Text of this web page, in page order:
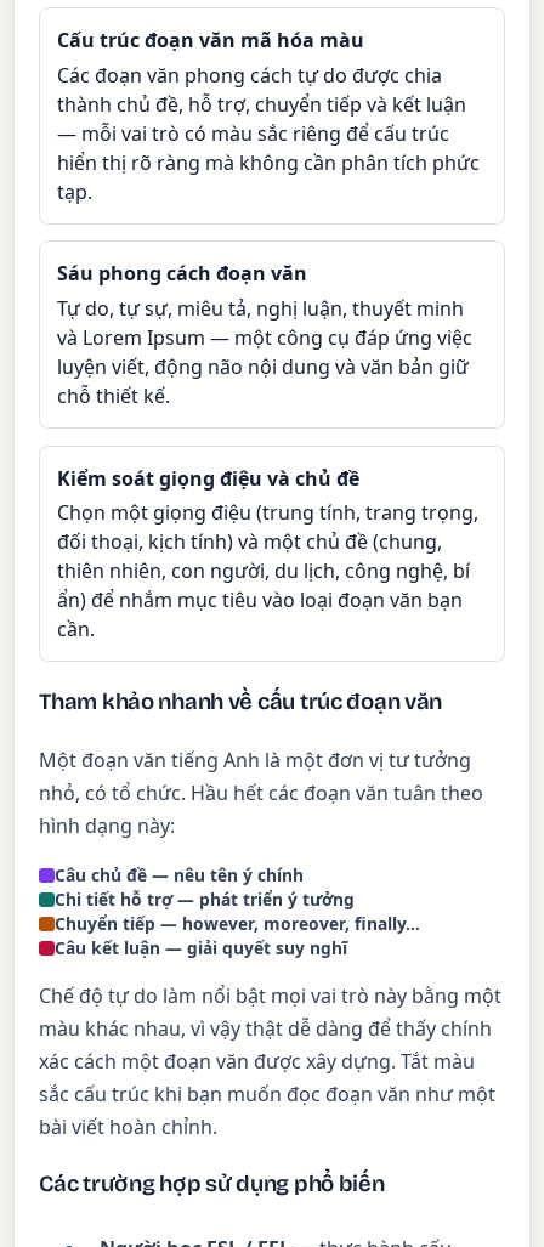
Cấu trúc đoạn văn mã hóa màu
Các đoạn văn phong cách tự do được chia
thành chủ đề, hỗ trợ, chuyển tiếp và kết luận
— mỗi vai trò có màu sắc riêng để cấu trúc
hiển thị rõ ràng mà không cần phân tích phức
tạp.
Sáu phong cách đoạn văn
Tự do, tự sự, miêu tả, nghị luận, thuyết minh
và Lorem Ipsum — một công cụ đáp ứng việc
luyện viết, động não nội dung và văn bản giữ
chỗ thiết kế.
Kiểm soát giọng điệu và chủ đề
Chọn một giọng điệu (trung tính, trang trọng,
đối thoại, kịch tính) và một chủ đề (chung,
thiên nhiên, con người, du lịch, công nghệ, bí
ẩn) để nhắm mục tiêu vào loại đoạn văn bạn
cần.
Tham khảo nhanh về cấu trúc đoạn văn
Một đoạn văn tiếng Anh là một đơn vị tư tưởng
nhỏ, có tổ chức. Hầu hết các đoạn văn tuân theo
hình dạng này:
Câu chủ đề — nêu tên ý chính
Chi tiết hỗ trợ — phát triển ý tưởng
Chuyển tiếp — however, moreover, finally…
Câu kết luận — giải quyết suy nghĩ
Chế độ tự do làm nổi bật mọi vai trò này bằng một
màu khác nhau, vì vậy thật dễ dàng để thấy chính
xác cách một đoạn văn được xây dựng. Tắt màu
sắc cấu trúc khi bạn muốn đọc đoạn văn như một
bài viết hoàn chỉnh.
Các trường hợp sử dụng phổ biến